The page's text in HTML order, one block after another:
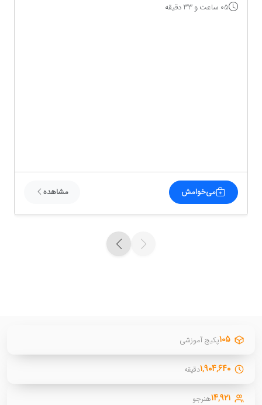
05 ساعت و 33 دقیقه
می‌خوامش مشاهده
۱۰۵پکیج آموزشی
۱,۹۰۴,۶۴۰دقیقه
۱۴,۹۲۱هنرجو